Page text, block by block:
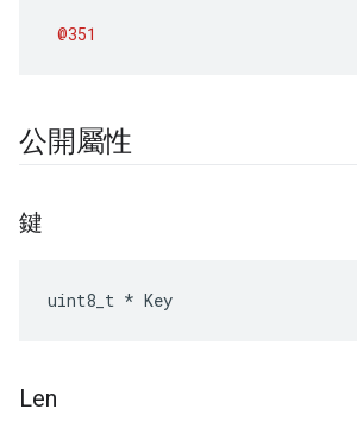
@351
公開屬性
鍵
uint8_t * Key
Len